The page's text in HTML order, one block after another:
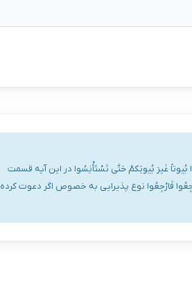
غَیرَ بُیوتِکمْ حَتَّی تَسْتَأْنِسُوا در این آیه قسمت
فَارْجِعُوا نوع پذیرایی به خصوص اگر دعوت کرده